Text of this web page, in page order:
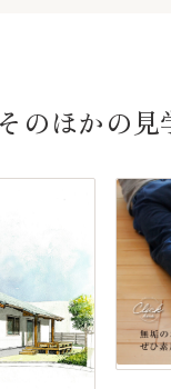
そのほかの見